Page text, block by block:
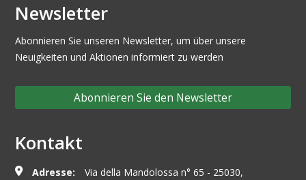
Newsletter
Abonnieren Sie unseren Newsletter, um über unsere
Neuigkeiten und Aktionen informiert zu werden
Abonnieren Sie den Newsletter
Kontakt
Adresse:
Via della Mandolossa n° 65 - 25030,